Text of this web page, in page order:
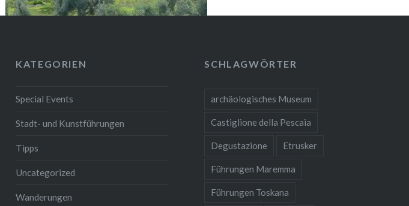
quelle fiere selvagge che ’n odio
KATEGORIEN
Special Events
Stadt- und Kunstführungen
Tipps
Uncategorized
Wanderungen
SCHLAGWÖRTER
archäologisches Museum
Castiglione della Pescaia
Degustazione Etrusker
Führungen Maremma
Führungen Toskana